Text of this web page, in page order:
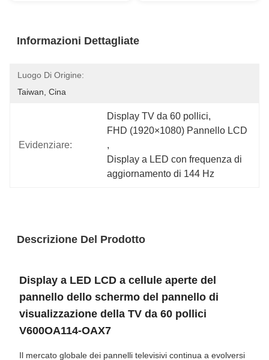
Informazioni Dettagliate
Luogo Di Origine:
Taiwan, Cina
Evidenziare:
Display TV da 60 pollici,
FHD (1920×1080) Pannello LCD
,
Display a LED con frequenza di
aggiornamento di 144 Hz
Descrizione Del Prodotto
Display a LED LCD a cellule aperte del
pannello dello schermo del pannello di
visualizzazione della TV da 60 pollici
V600OA114-OAX7
Il mercato globale dei pannelli televisivi continua a evolversi